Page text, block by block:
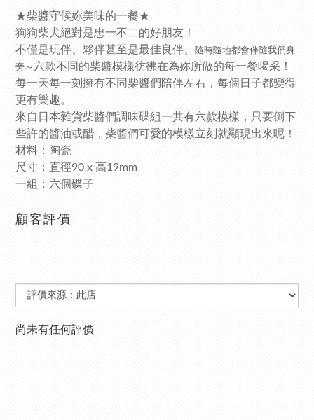
★柴醬守候妳美味的一餐★
狗狗柴犬絕對是忠一不二的好朋友！
不僅是玩伴、夥伴甚至是最佳良伴、 隨時隨地都會伴隨我們身
旁～ 六款不同的柴醬模樣彷彿在為妳所做的每一餐喝采！
每一天每一刻擁有不同柴醬們陪伴左右，每個日子都變得
更有樂趣。
來自日本雜貨柴醬們調味碟組一共有六款模樣，只要倒下
些許的醬油或醋，柴醬們可愛的模樣立刻就顯現出來呢！
材料：陶瓷
尺寸：直徑90 x 高19mm
一組：六個碟子
顧客評價
尚未有任何評價